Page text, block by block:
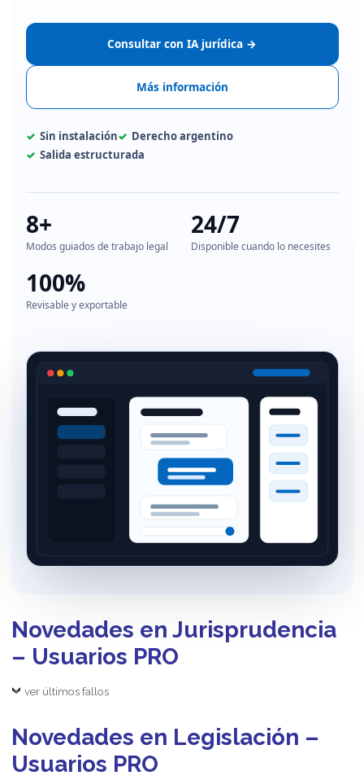
Consultar con IA jurídica →
Más información
Sin instalación
Derecho argentino
Salida estructurada
8+
Modos guiados de trabajo legal
24/7
Disponible cuando lo necesites
100%
Revisable y exportable
Novedades en Jurisprudencia
– Usuarios PRO
ver últimos fallos
Novedades en Legislación –
Usuarios PRO